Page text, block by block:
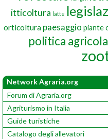
itticoltura latte
orticoltura paesaggio piante
politica agricola
Network Agraria.org
Forum di Agraria.org
Agriturismo in Italia
Guide turistiche
Catalogo degli allevatori